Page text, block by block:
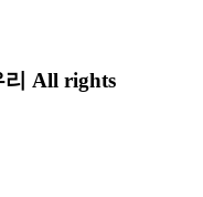
리 All rights